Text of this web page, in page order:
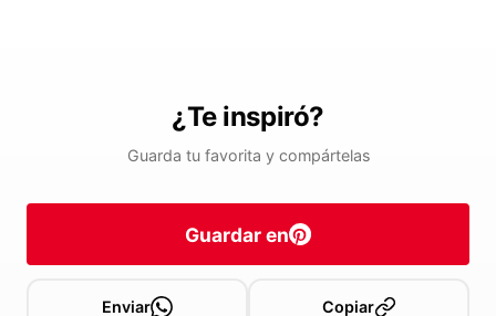
¿Te inspiró?
Guarda tu favorita y compártelas
Guardar en
Enviar Copiar